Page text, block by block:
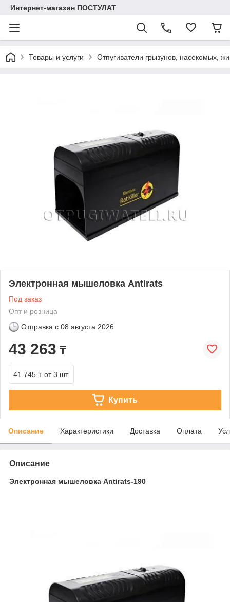
Интернет-магазин ПОСТУЛАТ
Товары и услуги Отпугиватели грызунов, насекомых,
Электронная мышеловка Antirats
Под заказ
Опт и розница
Отправка с 08 августа 2026
43 263 ₸
41 745 ₸ от 3 шт.
Купить
Описание Характеристики Доставка Оплата
Описание
Электронная мышеловка Antirats-190